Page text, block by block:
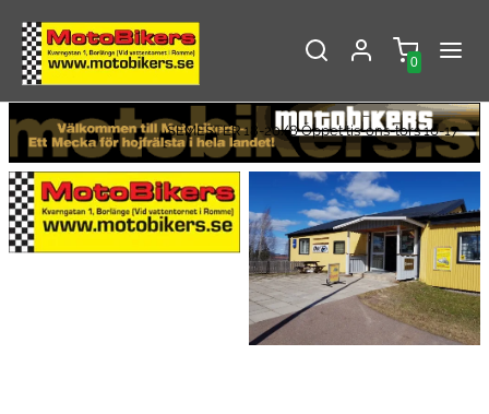
0
SEMESTER 18-20/8 Öppet tis-ons-tors 10-17